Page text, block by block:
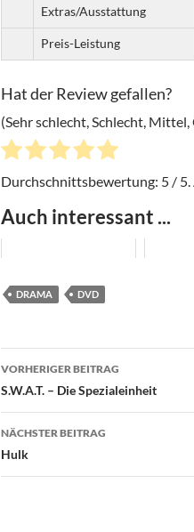
Extras/Ausstattung
Preis-Leistung
Hat der Review gefallen?
(Sehr schlecht, Schlecht, Mittel,
Durchschnittsbewertung: 5 /
Auch interessant ...
DRAMA DVD
Beitragsnavigation
VORHERIGER BEITRAG
S.W.A.T. – Die Spezialeinheit
NÄCHSTER BEITRAG
Hulk